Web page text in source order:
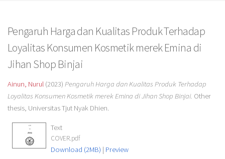
Pengaruh Harga dan Kualitas Produk Terhadap
Loyalitas Konsumen Kosmetik merek Emina di
Jihan Shop Binjai
Ainun, Nurul(2023) Pengaruh Harga dan Kualitas Produk Terhadap
Loyalitas Konsumen Kosmetik merek Emina di Jihan Shop Binjai. Other
thesis, Universitas Tjut Nyak Dhien.
Text
COVER.pdf
Download (2MB) | Preview